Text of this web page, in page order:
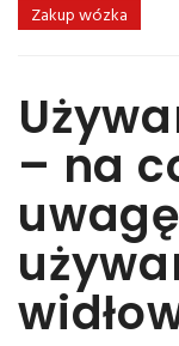
Zakup wózka
– na